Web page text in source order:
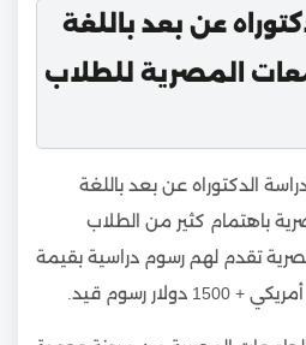
عن بعد باللغة
المصرية للطلاب
الدكتوراه عن بعد باللغة
باهتمام كثير من الطلاب
تقدم لهم رسوم دراسية بقيمة